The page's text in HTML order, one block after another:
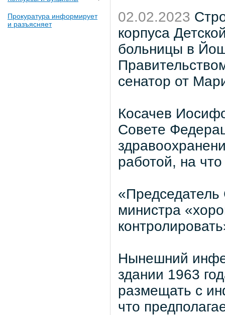
Прокуратура информирует
и разъясняет
02.02.2023
корпуса
больницы в
сенатор от
Косачев
Совете
работой, на
министра
Нынешний
здании 1963
размещать с
что